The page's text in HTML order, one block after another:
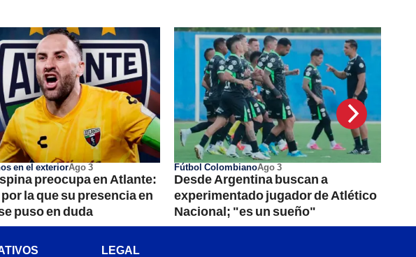
en el exteriorAgo 3
preocupa en Atlante:
la que su presencia en
puso en duda
Fútbol ColombianoAgo 3
Desde Argentina buscan a
experimentado jugador de Atlético
Nacional; "es un sueño"
LEGAL